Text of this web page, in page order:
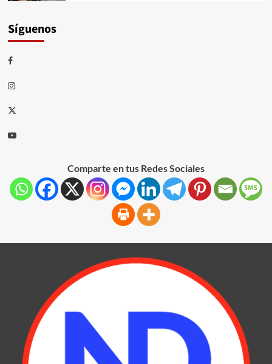
Síguenos
Comparte en tus Redes Sociales